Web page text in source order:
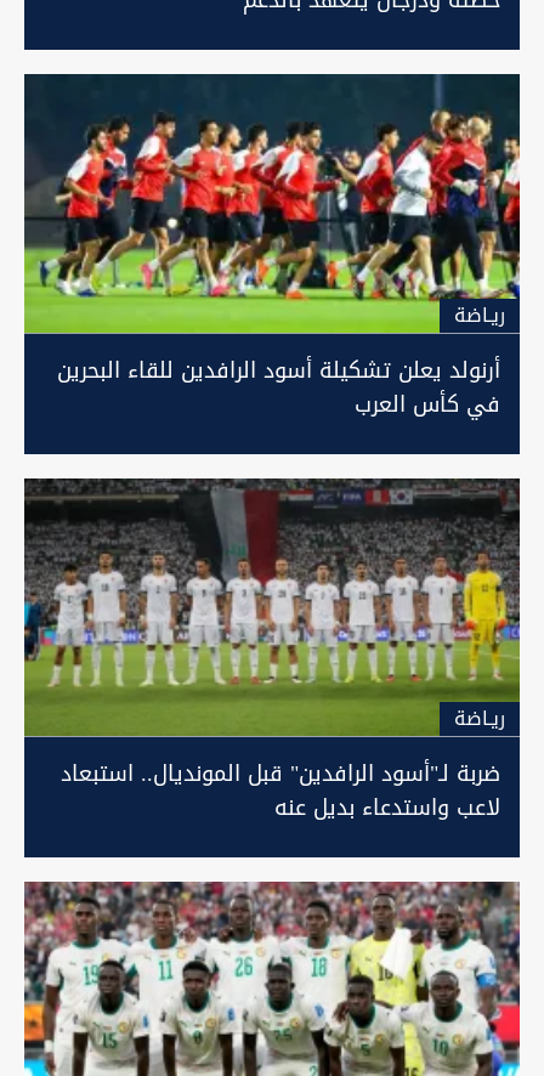
ريـاضة
أرنولد يعلن تشكيلة أسود الرافدين للقاء البحرين
في كأس العرب
ريـاضة
ضربة لـ"أسود الرافدين" قبل المونديال.. استبعاد
لاعب واستدعاء بديل عنه